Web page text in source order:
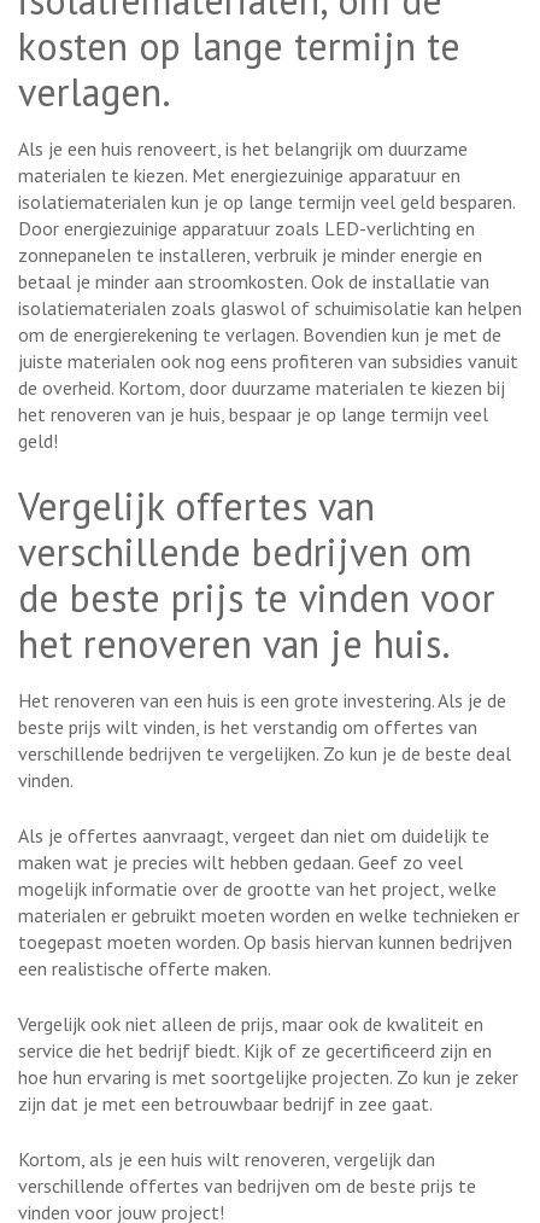
kosten op lange termijn te
verlagen.
Als je een huis renoveert, is het belangrijk om duurzame
materialen te kiezen. Met energiezuinige apparatuur en
isolatiematerialen kun je op lange termijn veel geld besparen.
Door energiezuinige apparatuur zoals LED-verlichting en
zonnepanelen te installeren, verbruik je minder energie en
betaal je minder aan stroomkosten. Ook de installatie van
isolatiematerialen zoals glaswol of schuimisolatie kan helpen
om de energierekening te verlagen. Bovendien kun je met de
juiste materialen ook nog eens profiteren van subsidies vanuit
de overheid. Kortom, door duurzame materialen te kiezen bij
het renoveren van je huis, bespaar je op lange termijn veel
geld!
Vergelijk offertes van
verschillende bedrijven om
de beste prijs te vinden voor
het renoveren van je huis.
Het renoveren van een huis is een grote investering. Als je de
beste prijs wilt vinden, is het verstandig om offertes van
verschillende bedrijven te vergelijken. Zo kun je de beste deal
vinden.
Als je offertes aanvraagt, vergeet dan niet om duidelijk te
maken wat je precies wilt hebben gedaan. Geef zo veel
mogelijk informatie over de grootte van het project, welke
materialen er gebruikt moeten worden en welke technieken er
toegepast moeten worden. Op basis hiervan kunnen bedrijven
een realistische offerte maken.
Vergelijk ook niet alleen de prijs, maar ook de kwaliteit en
service die het bedrijf biedt. Kijk of ze gecertificeerd zijn en
hoe hun ervaring is met soortgelijke projecten. Zo kun je zeker
zijn dat je met een betrouwbaar bedrijf in zee gaat.
Kortom, als je een huis wilt renoveren, vergelijk dan
verschillende offertes van bedrijven om de beste prijs te
vinden voor jouw project!